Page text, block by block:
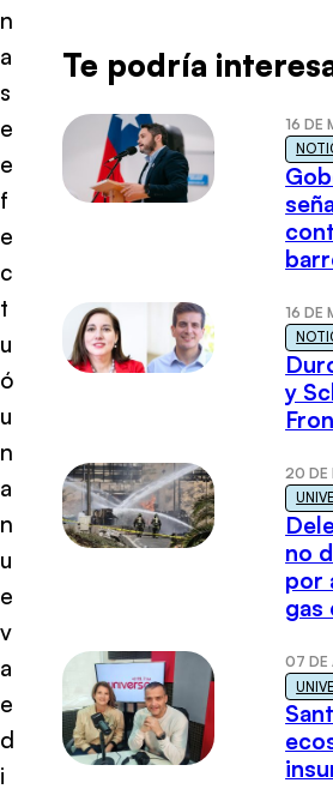
n
a
s
e
e
f
e
c
t
u
ó
u
n
a
n
u
e
v
a
e
d
i
Te podría
16 DE
16 DE
y
20 DE
no
por
gas
07 DE